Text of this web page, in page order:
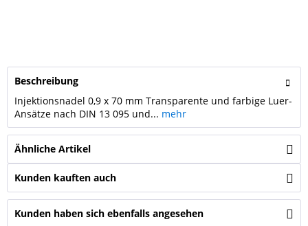
Beschreibung
Injektionsnadel 0,9 x 70 mm Transparente und farbige Luer-
Ansätze nach DIN 13 095 und... mehr
Ähnliche Artikel
Kunden kauften auch
Kunden haben sich ebenfalls angesehen